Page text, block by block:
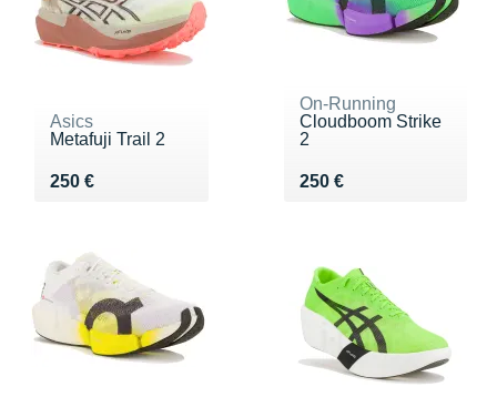
Asics
Metafuji Trail 2
250 €
Vendu 250 €
On-Running
Cloudboom Strike
2
250 €
Vendu 250 €